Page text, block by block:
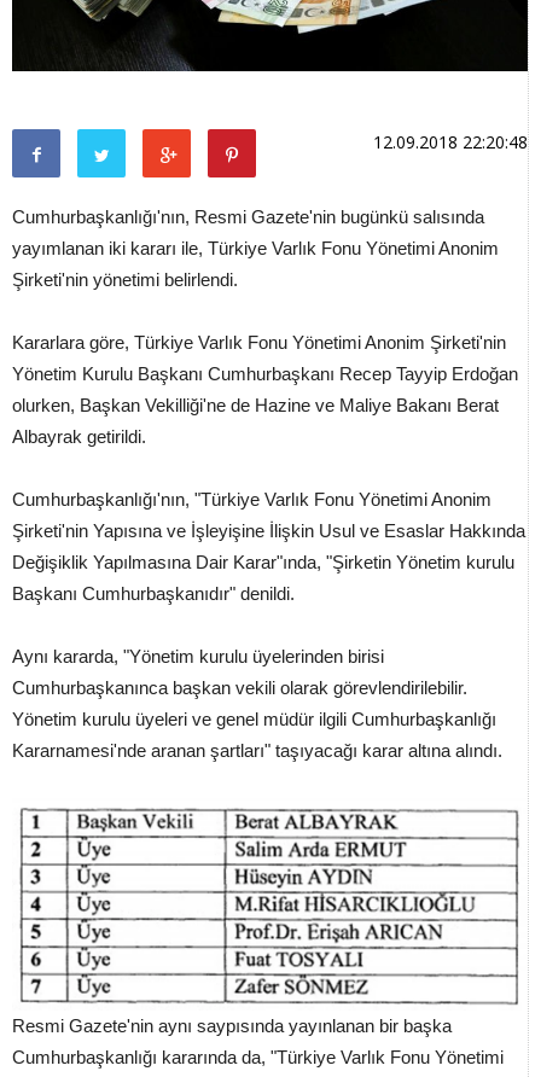
12.09.2018 22:20:48
Cumhurbaşkanlığı'nın, Resmi Gazete'nin bugünkü salısında
yayımlanan iki kararı ile, Türkiye Varlık Fonu Yönetimi Anonim
Şirketi'nin yönetimi belirlendi.
Kararlara göre, Türkiye Varlık Fonu Yönetimi Anonim Şirketi'nin
Yönetim Kurulu Başkanı Cumhurbaşkanı Recep Tayyip Erdoğan
olurken, Başkan Vekilliği'ne de Hazine ve Maliye Bakanı Berat
Albayrak getirildi.
Cumhurbaşkanlığı'nın, "Türkiye Varlık Fonu Yönetimi Anonim
Şirketi'nin Yapısına ve İşleyişine İlişkin Usul ve Esaslar Hakkında
Değişiklik Yapılmasına Dair Karar"ında, "Şirketin Yönetim kurulu
Başkanı Cumhurbaşkanıdır" denildi.
Aynı kararda, "Yönetim kurulu üyelerinden birisi
Cumhurbaşkanınca başkan vekili olarak görevlendirilebilir.
Yönetim kurulu üyeleri ve genel müdür ilgili Cumhurbaşkanlığı
Kararnamesi'nde aranan şartları" taşıyacağı karar altına alındı.
Resmi Gazete'nin aynı saypısında yayınlanan bir başka
Cumhurbaşkanlığı kararında da, "Türkiye Varlık Fonu Yönetimi